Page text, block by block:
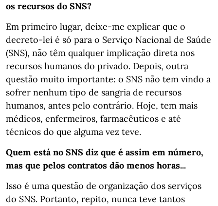
os recursos do SNS?
Em primeiro lugar, deixe-me explicar que o
decreto-lei é só para o Serviço Nacional de Saúde
(SNS), não têm qualquer implicação direta nos
recursos humanos do privado. Depois, outra
questão muito importante: o SNS não tem vindo a
sofrer nenhum tipo de sangria de recursos
humanos, antes pelo contrário. Hoje, tem mais
médicos, enfermeiros, farmacêuticos e até
técnicos do que alguma vez teve.
Quem está no SNS diz que é assim em número,
mas que pelos contratos dão menos horas...
Isso é uma questão de organização dos serviços
do SNS. Portanto, repito, nunca teve tantos